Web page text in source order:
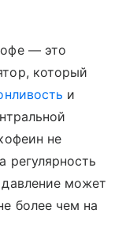
— это
который
и
не
регулярность
может
более чем на